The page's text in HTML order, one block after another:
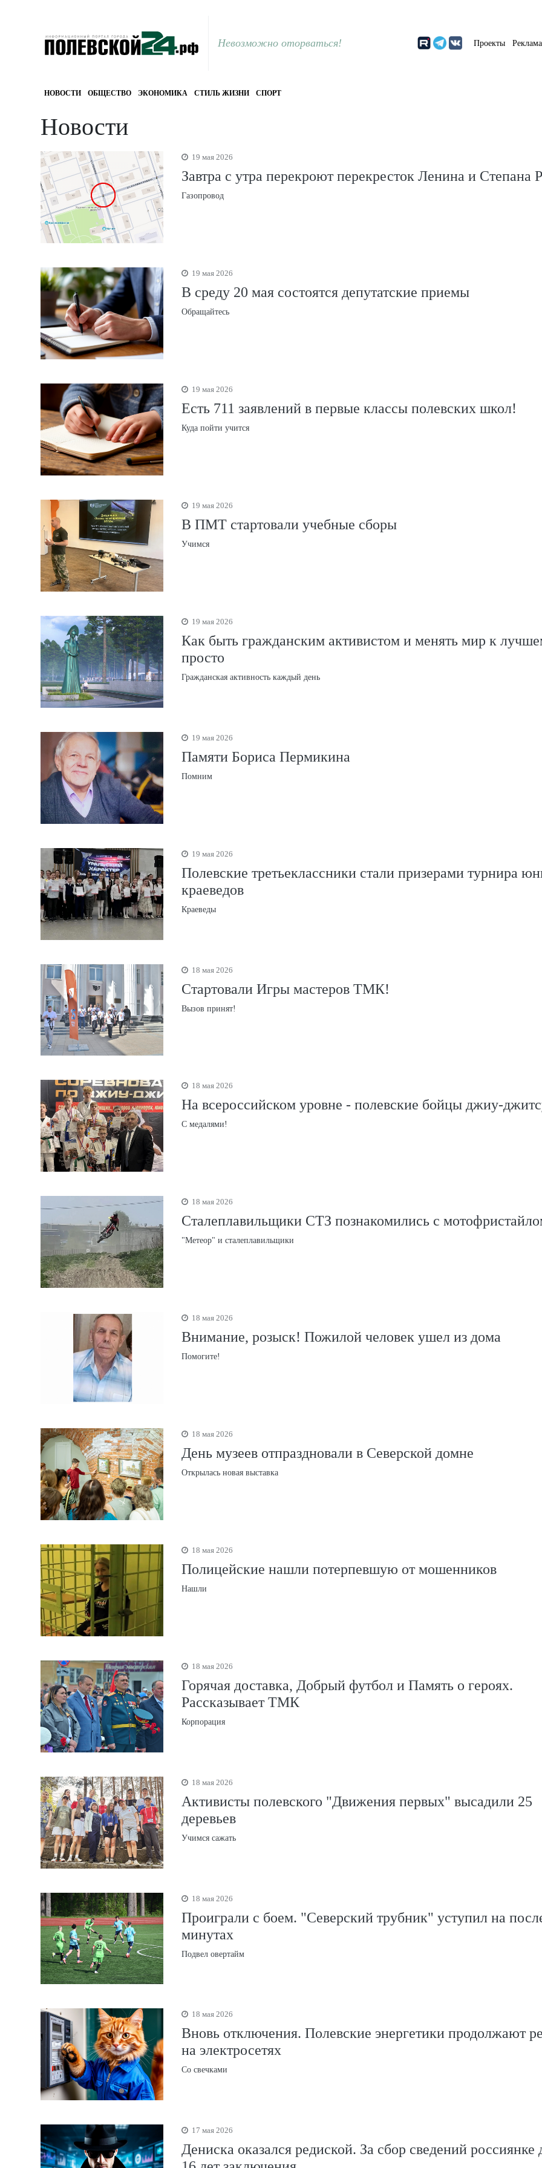
Невозможно оторваться! Проекты Реклама
НОВОСТИ ОБЩЕСТВО ЭКОНОМИКА СТИЛЬ ЖИЗНИ СПОРТ
Новости
19 мая 2026
Завтра с утра перекроют перекресток Ленина и Степана
Газопровод
19 мая 2026
В среду 20 мая состоятся депутатские приемы
Обращайтесь
19 мая 2026
Есть 711 заявлений в первые классы полевских школ!
Куда пойти учится
19 мая 2026
В ПМТ стартовали учебные сборы
Учимся
19 мая 2026
Как быть гражданским активистом и менять мир к
просто
Гражданская активность каждый день
19 мая 2026
Памяти Бориса Пермикина
Помним
19 мая 2026
Полевские третьеклассники стали призерами турнира
краеведов
Краеведы
18 мая 2026
Стартовали Игры мастеров ТМК!
Вызов принят!
18 мая 2026
На всероссийском уровне - полевские бойцы джиу-
С медалями!
18 мая 2026
Сталеплавильщики СТЗ познакомились с
"Метеор" и сталеплавильщики
18 мая 2026
Внимание, розыск! Пожилой человек ушел из дома
Помогите!
18 мая 2026
День музеев отпраздновали в Северской домне
Открылась новая выставка
18 мая 2026
Полицейские нашли потерпевшую от мошенников
Нашли
18 мая 2026
Горячая доставка, Добрый футбол и Память о героях.
Рассказывает ТМК
Корпорация
18 мая 2026
Активисты полевского "Движения первых" высадили 25
деревьев
Учимся сажать
18 мая 2026
Проиграли с боем. "Северский трубник" уступил на
минутах
Подвел овертайм
18 мая 2026
Вновь отключения. Полевские энергетики продолжают
на электросетях
Со свечками
17 мая 2026
Дениска оказался редиской. За сбор сведений россиянке